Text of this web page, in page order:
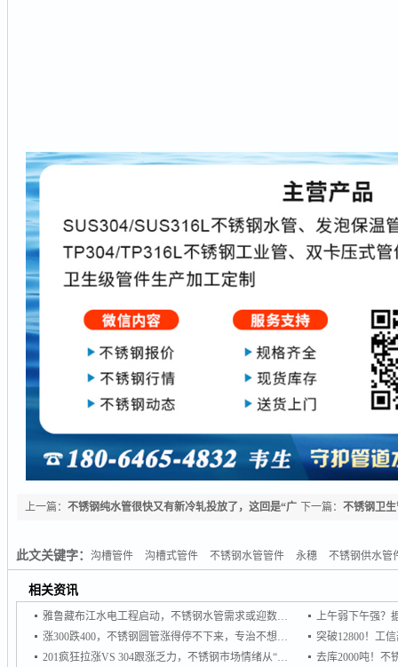
下一篇：不锈钢卫
上一篇：不锈钢纯水管很快又有新冷轧投放了，这回是“广
此文关键字：沟槽管件 沟槽式管件 不锈钢水管管件 永穗 不锈钢供水管
相关资讯
雅鲁藏布江水电工程启动，不锈钢水管需求或迎数十亿级增量市场
涨300跌400，不锈钢圆管涨得停不下来，专治不想买，专杀不敢买！
201疯狂拉涨VS 304跟涨乏力，不锈钢市场情绪从“谨慎”转向“追涨